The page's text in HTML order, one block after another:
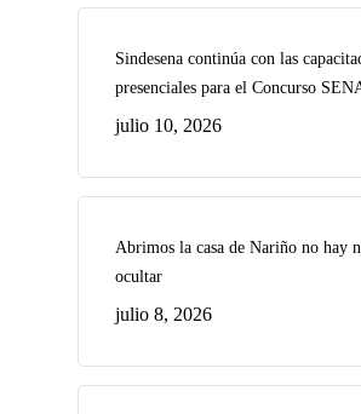
Sindesena continúa con las
presenciales para el Concurso
julio 10, 2026
Abrimos la casa de Nariño no hay
ocultar
julio 8, 2026